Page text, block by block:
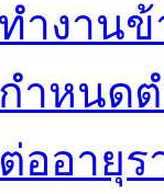
ำงาน
ำหนด
ออายุ